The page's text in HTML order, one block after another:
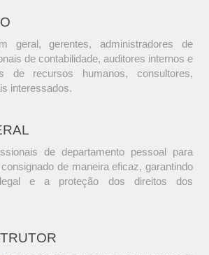
geral, gerentes, administradores de
de contabilidade, auditores internos e
de recursos humanos, consultores,
interessados.
de departamento pessoal para
de maneira eficaz, garantindo
e a proteção dos direitos dos